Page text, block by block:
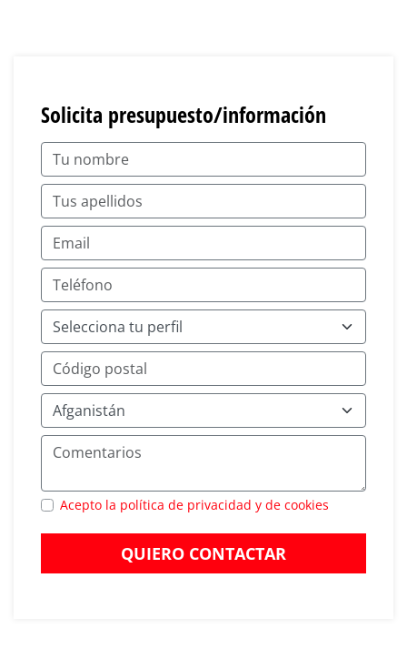
Solicita presupuesto/información
Acepto la política de privacidad y de cookies
QUIERO CONTACTAR